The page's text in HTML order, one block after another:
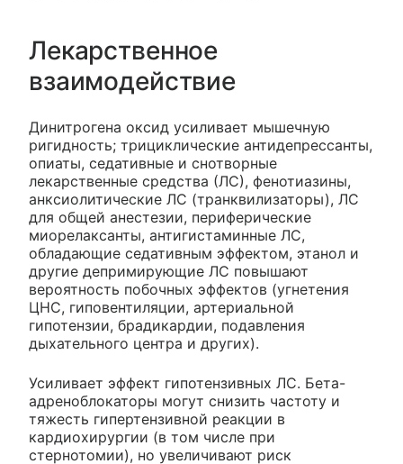
Лекарственное
взаимодействие
Динитрогена оксид усиливает мышечную
ригидность; трициклические антидепрессанты,
опиаты, седативные и снотворные
лекарственные средства (ЛС), фенотиазины,
анксиолитические ЛС (транквилизаторы), ЛС
для общей анестезии, периферические
миорелаксанты, антигистаминные ЛС,
обладающие седативным эффектом, этанол и
другие депримирующие ЛС повышают
вероятность побочных эффектов (угнетения
ЦНС, гиповентиляции, артериальной
гипотензии, брадикардии, подавления
дыхательного центра и других).
Усиливает эффект гипотензивных ЛС. Бета-
адреноблокаторы могут снизить частоту и
тяжесть гипертензивной реакции в
кардиохирургии (в том числе при
стернотомии), но увеличивают риск